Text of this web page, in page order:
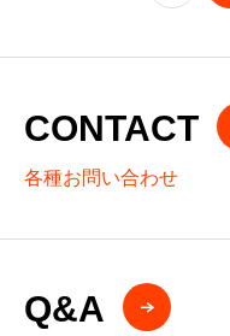
CONTACT
各種お問い合わせ
Q&A